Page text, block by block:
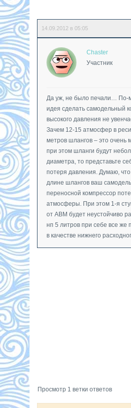
14.09.2012 в 05:05
Chaster
Участник
Да уж, не было печали… По-
идея сделать самодельный
высокого давления не
Зачем 12-15 атмосфер в
метров шлангов – это очень
при этом шланги будут
диаметра, то представьте
потеря давления. Думаю, что
длине шлангов ваш
переносной компрессор
атмосферы. При этом 1-я
от АВМ будет неустойчиво
нп 5 литров при себе все же
в качестве нижнего
Просмотр 1 ветки ответов